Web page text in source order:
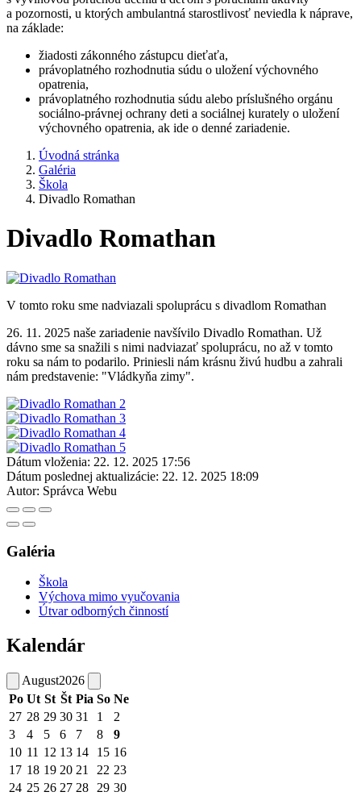
a pozornosti, u ktorých ambulantná starostlivosť neviedla k náprave,
na základe:
žiadosti zákonného zástupcu dieťaťa,
právoplatného rozhodnutia súdu o uložení výchovného
opatrenia,
právoplatného rozhodnutia súdu alebo príslušného orgánu
sociálno-právnej ochrany deti a sociálnej kurately o uložení
výchovného opatrenia, ak ide o denné zariadenie.
Úvodná stránka
Galéria
Škola
Divadlo Romathan
Divadlo Romathan
V tomto roku sme nadviazali spoluprácu s divadlom Romathan
26. 11. 2025 naše zariadenie navšívilo Divadlo Romathan. Už
dávno sme sa snažili s nimi nadviazať spoluprácu, no až v tomto
roku sa nám to podarilo. Priniesli nám krásnu živú hudbu a zahrali
nám predstavenie: "Vládkyňa zimy".
Dátum vloženia: 22. 12. 2025 17:56
Dátum poslednej aktualizácie: 22. 12. 2025 18:09
Autor: Správca Webu
Galéria
Škola
Výchova mimo vyučovania
Útvar odborných činností
Kalendár
August2026
Po Ut St Št Pia So Ne
27 28 29 30 31 1
2
3
4 5 6 7 8
9
10 11 12 13 14 15 16
17 18 19 20 21 22 23
24 25 26 27 28 29 30